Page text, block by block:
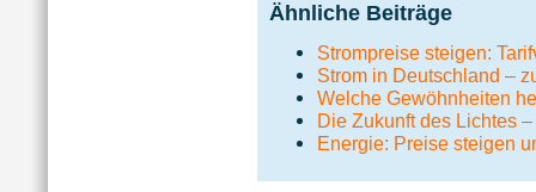
Ähnliche Beiträge
Strompreise steigen:
Strom in Deutschland –
Welche Gewöhnheiten
Die Zukunft des Lichtes
Energie: Preise steigen